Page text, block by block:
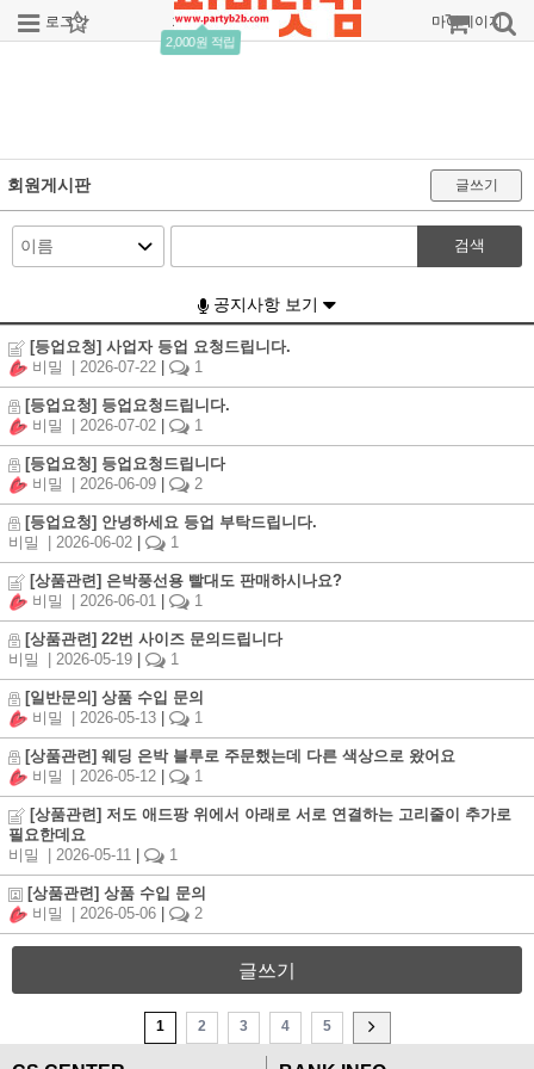
로그인 회원가입
2,000원 적립
주문조회 마이페이지
회원게시판 글쓰기
검색
공지사항 보기
[등업요청] 사업자 등업 요청드립니다.
비밀
| 2026-07-22 1
[등업요청] 등업요청드립니다.
비밀
| 2026-07-02 1
[등업요청] 등업요청드립니다
비밀
| 2026-06-09 2
[등업요청] 안녕하세요 등업 부탁드립니다.
비밀
| 2026-06-02 1
[상품관련] 은박풍선용 빨대도 판매하시나요?
비밀
| 2026-06-01 1
[상품관련] 22번 사이즈 문의드립니다
비밀
| 2026-05-19 1
[일반문의] 상품 수입 문의
비밀
| 2026-05-13 1
[상품관련] 웨딩 은박 블루로 주문했는데 다른 색상으로 왔어요
비밀
| 2026-05-12 1
[상품관련] 저도 애드팡 위에서 아래로 서로 연결하는 고리줄이 추가로
필요한데요
비밀
| 2026-05-11 1
[상품관련] 상품 수입 문의
비밀
| 2026-05-06 2
글쓰기
1 2 3 4 5